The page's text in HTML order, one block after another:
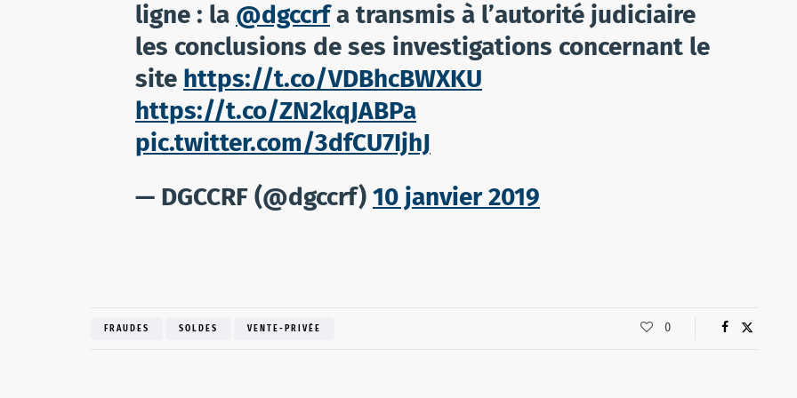
ligne : la @dgccrfa transmis à l’autorité judiciaire
les conclusions de ses investigations concernant le
site https://t.co/VDBhcBWXKU
https://t.co/ZN2kqJABPa
pic.twitter.com/3dfCU7IjhJ
— DGCCRF (@dgccrf) 10 janvier 2019
FRAUDES SOLDES VENTE-PRIVÉE 0